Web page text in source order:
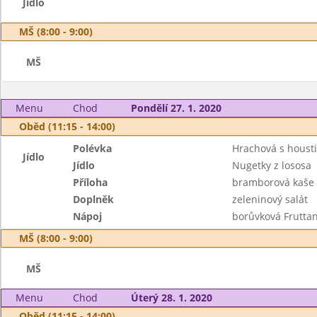
MŠ (8:00 - 9:00)
MŠ
Menu Chod
Pondělí 27. 1. 2020
Oběd (11:15 - 14:00)
Jídlo
Polévka
Hrachová s
Jídlo
Nugetky z lososa
Příloha
bramborová kaše
Doplněk
zeleninový salát
Nápoj
borůvková
MŠ (8:00 - 9:00)
MŠ
Menu Chod
Úterý 28. 1. 2020